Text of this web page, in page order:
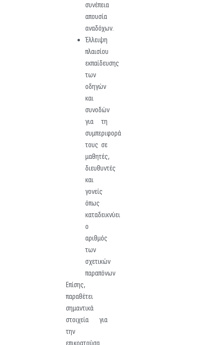
συνέπεια
απουσία
αναδόχων.
Έλλειψη
πλαισίου
εκπαίδευσης
των
οδηγών
και
συνοδών
για τη
συμπεριφορά
τους σε
μαθητές,
διευθυντές
και
γονείς
όπως
καταδεικνύει
ο
αριθμός
των
σχετικών
παραπόνων
Επίσης,
παραθέτει
σημαντικά
στοιχεία για
την